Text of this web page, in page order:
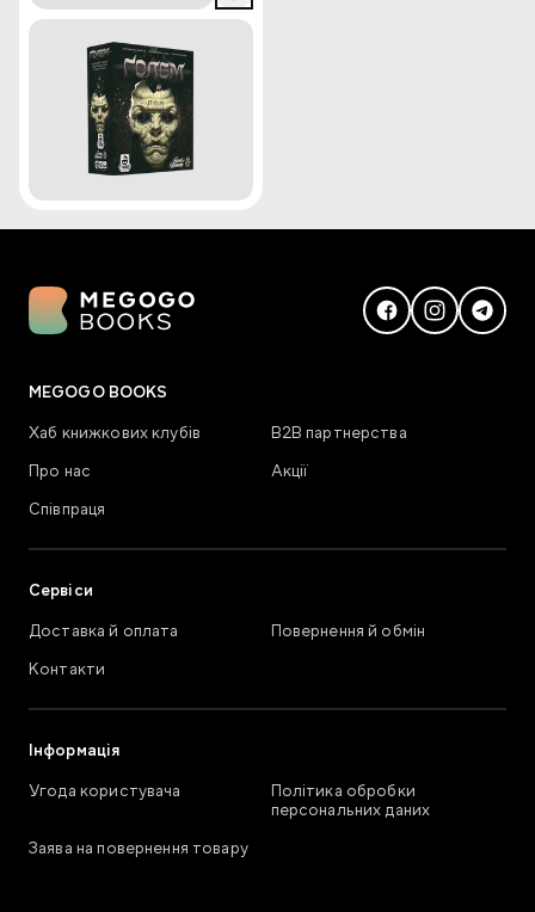
MEGOGO BOOKS
Хаб книжкових клубів
В2В партнерства
Про нас
Акції
Співпраця
Сервіси
Доставка й оплата
Повернення й обмін
Контакти
Інформація
Угода користувача
Політика обробки
персональних даних
Заява на повернення товару